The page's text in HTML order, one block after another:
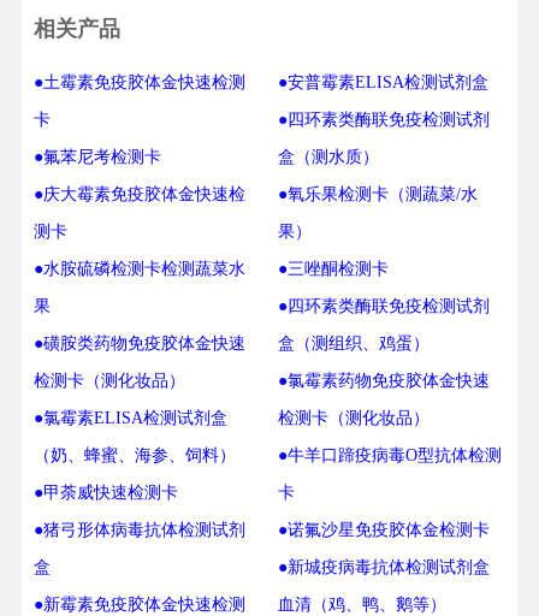
相关产品
●土霉素免疫胶体金快速检测
卡
●氟苯尼考检测卡
●庆大霉素免疫胶体金快速检
测卡
●水胺硫磷检测卡检测蔬菜水
果
●磺胺类药物免疫胶体金快速
检测卡（测化妆品）
●氯霉素ELISA检测试剂盒
（奶、蜂蜜、海参、饲料）
●甲荼威快速检测卡
●猪弓形体病毒抗体检测试剂
盒
●新霉素免疫胶体金快速检测
●安普霉素ELISA检测试剂盒
●四环素类酶联免疫检测试剂
盒（测水质）
●氧乐果检测卡（测蔬菜/水
果）
●三唑酮检测卡
●四环素类酶联免疫检测试剂
盒（测组织、鸡蛋）
●氯霉素药物免疫胶体金快速
检测卡（测化妆品）
●牛羊口蹄疫病毒O型抗体检测
卡
●诺氟沙星免疫胶体金检测卡
●新城疫病毒抗体检测试剂盒
血清（鸡、鸭、鹅等）